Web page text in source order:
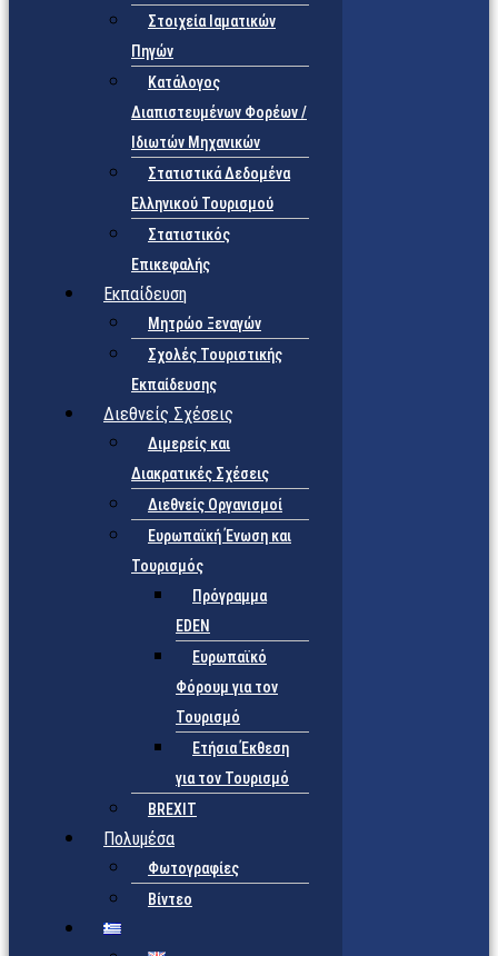
Στοιχεία Ιαματικών
Πηγών
Κατάλογος
Διαπιστευμένων Φορέων /
Ιδιωτών Μηχανικών
Στατιστικά Δεδομένα
Ελληνικού Τουρισμού
Στατιστικός
Επικεφαλής
Εκπαίδευση
Μητρώο Ξεναγών
Σχολές Τουριστικής
Εκπαίδευσης
Διεθνείς Σχέσεις
Διμερείς και
Διακρατικές Σχέσεις
Διεθνείς Οργανισμοί
Ευρωπαϊκή Ένωση και
Τουρισμός
Πρόγραμμα
EDEN
Ευρωπαϊκό
Φόρουμ για τον
Τουρισμό
Ετήσια Έκθεση
για τον Τουρισμό
BREXIT
Πολυμέσα
Φωτογραφίες
Βίντεο